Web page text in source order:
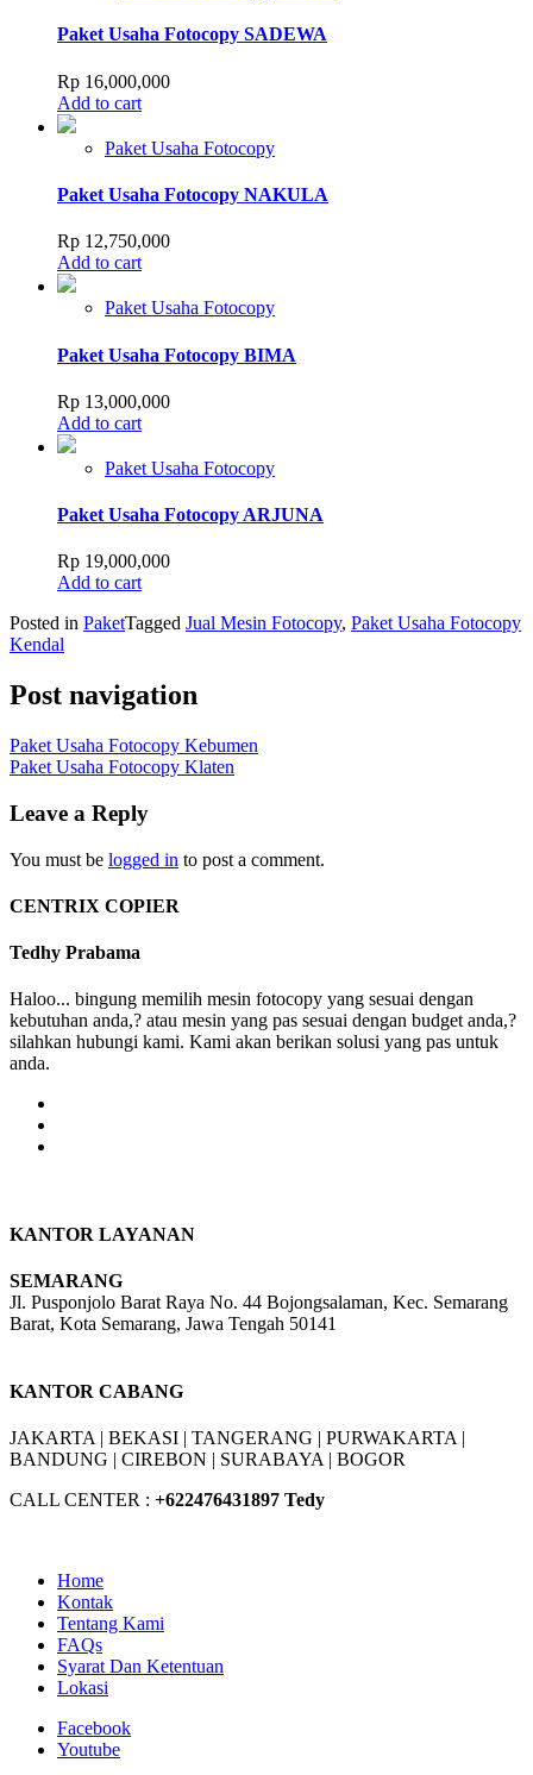
Paket Usaha Fotocopy SADEWA
Rp 16,000,000
Add to cart
Paket Usaha Fotocopy
Paket Usaha Fotocopy NAKULA
Rp 12,750,000
Add to cart
Paket Usaha Fotocopy
Paket Usaha Fotocopy BIMA
Rp 13,000,000
Add to cart
Paket Usaha Fotocopy
Paket Usaha Fotocopy ARJUNA
Rp 19,000,000
Add to cart
Posted in PaketTagged Jual Mesin Fotocopy, Paket Usaha Fotocopy
Kendal
Post navigation
Paket Usaha Fotocopy Kebumen
Paket Usaha Fotocopy Klaten
Leave a Reply
You must be logged in to post a comment.
CENTRIX COPIER
Tedhy Prabama
Haloo... bingung memilih mesin fotocopy yang sesuai dengan
kebutuhan anda,? atau mesin yang pas sesuai dengan budget anda,?
silahkan hubungi kami. Kami akan berikan solusi yang pas untuk
anda.
KANTOR LAYANAN
SEMARANG
Jl. Pusponjolo Barat Raya No. 44 Bojongsalaman, Kec. Semarang
Barat, Kota Semarang, Jawa Tengah 50141
KANTOR CABANG
JAKARTA | BEKASI | TANGERANG | PURWAKARTA |
BANDUNG | CIREBON | SURABAYA | BOGOR
CALL CENTER : +622476431897 Tedy
Home
Kontak
Tentang Kami
FAQs
Syarat Dan Ketentuan
Lokasi
Facebook
Youtube